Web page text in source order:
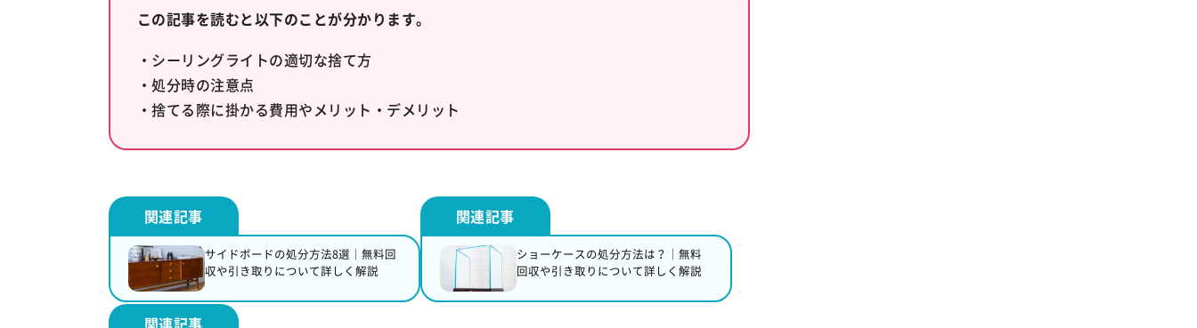
この記事を読むと以下のことが分かります。
・シーリングライトの適切な捨て方
・処分時の注意点
・捨てる際に掛かる費用やメリット・デメリット
サイドボードの処分方法8選｜無料回
収や引き取りについて詳しく解説
ショーケースの処分方法は？｜無料
回収や引き取りについて詳しく解説